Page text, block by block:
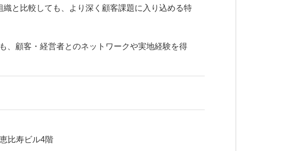
と比較しても、より深く顧客課題に入り込める特
、顧客・経営者とのネットワークや実地経験を得
比寿ビル4階